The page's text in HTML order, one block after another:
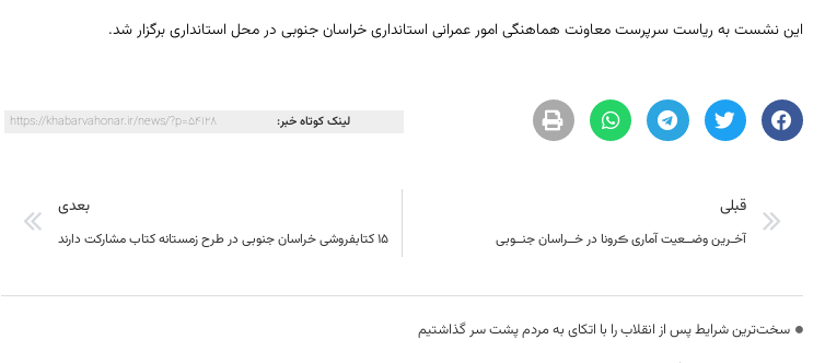
این نشست به ریاست سرپرست معاونت هماهنگی امور عمرانی استانداری خراسان جنوبی در محل استانداری برگزار شد.
لینک کوتاه خبر: https://khabarvahonar.ir/news/?p=54128
قبلی
آخـرین وضــعیت آماری ڪرونا در خــراسان جنــوبی
بعدی
۱۵ کتابفروشی خراسان جنوبی در طرح زمستانه کتاب مشارکت دارند
سخت‌ترین شرایط پس از انقلاب را با اتکای به مردم پشت سر گذاشتیم